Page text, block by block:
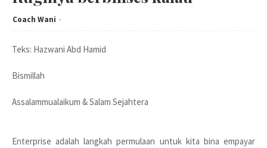
Coach Wani
Teks: Hazwani Abd Hamid
Bismillah
Assalammualaikum & Salam Sejahtera
Enterprise adalah langkah permulaan untuk kita bina empayar